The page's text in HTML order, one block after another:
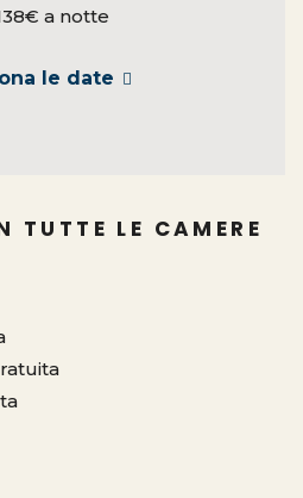
a notte
le date
TUTTE LE CAMERE